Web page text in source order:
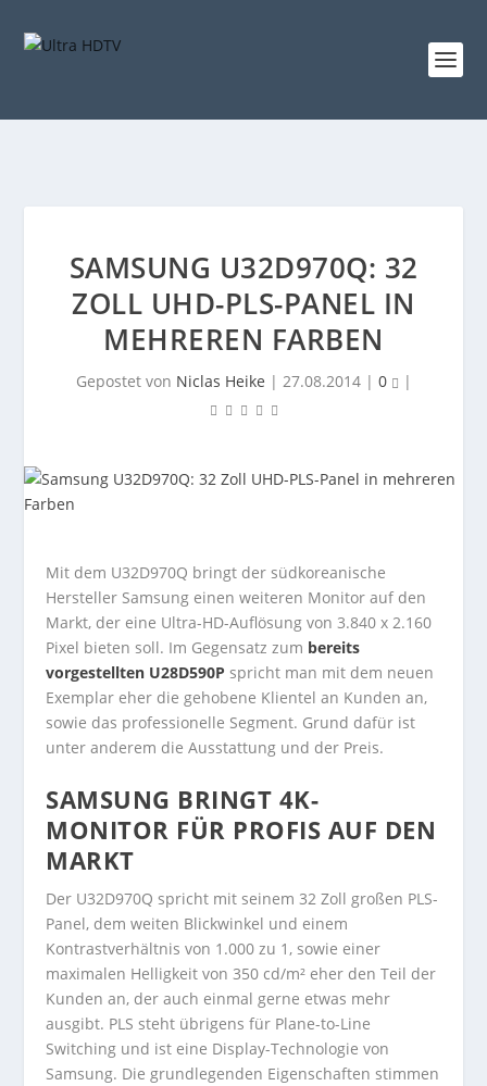
SAMSUNG U32D970Q: 32
ZOLL UHD-PLS-PANEL IN
MEHREREN FARBEN
Gepostet von Niclas Heike | 27.08.2014| 0 |
Mit dem U32D970Q bringt der südkoreanische
Hersteller Samsung einen weiteren Monitor auf den
Markt, der eine Ultra-HD-Auflösung von 3.840 x 2.160
Pixel bieten soll. Im Gegensatz zum bereits
vorgestellten U28D590P spricht man mit dem neuen
Exemplar eher die gehobene Klientel an Kunden an,
sowie das professionelle Segment. Grund dafür ist
unter anderem die Ausstattung und der Preis.
SAMSUNG BRINGT 4K-
MONITOR FÜR PROFIS AUF DEN
MARKT
Der U32D970Q spricht mit seinem 32 Zoll großen PLS-
Panel, dem weiten Blickwinkel und einem
Kontrastverhältnis von 1.000 zu 1, sowie einer
maximalen Helligkeit von 350 cd/m² eher den Teil der
Kunden an, der auch einmal gerne etwas mehr
ausgibt. PLS steht übrigens für Plane-to-Line
Switching und ist eine Display-Technologie von
Samsung. Die grundlegenden Eigenschaften stimmen